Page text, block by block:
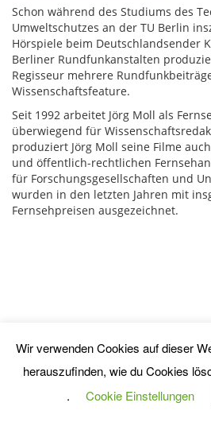
Schon während des Studiums des
Umweltschutzes an der TU Berlin
Hörspiele beim Deutschlandsender
Berliner Rundfunkanstalten
Regisseur mehrere
Wissenschaftsfeature.
Seit 1992 arbeitet Jörg Moll als
überwiegend für
produziert Jörg Moll seine Filme
und öffentlich-rechtlichen
für Forschungsgesellschaften und
wurden in den letzten Jahren mit
Fernsehpreisen ausgezeichnet.
moll@joergmoll.de
Wir verwenden Cookies auf dieser
herauszufinden, wie du Cookies
. Cookie Einstellungen